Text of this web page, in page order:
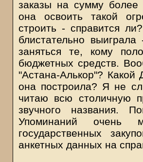
заказы на сумму более
она освоить такой
строить - справится
блистательно
заняться те, кому
бюджетных средств.
"Астана-Алькор"?
она построила? Я не
читаю всю столичную
звучного названия.
Упоминаний очень
государственных
анкетных данных на